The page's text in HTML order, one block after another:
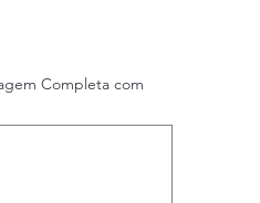
Completa com